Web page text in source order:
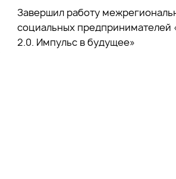
Завершил работу
социальных предпринимателей
2.0. Импульс в будущее»